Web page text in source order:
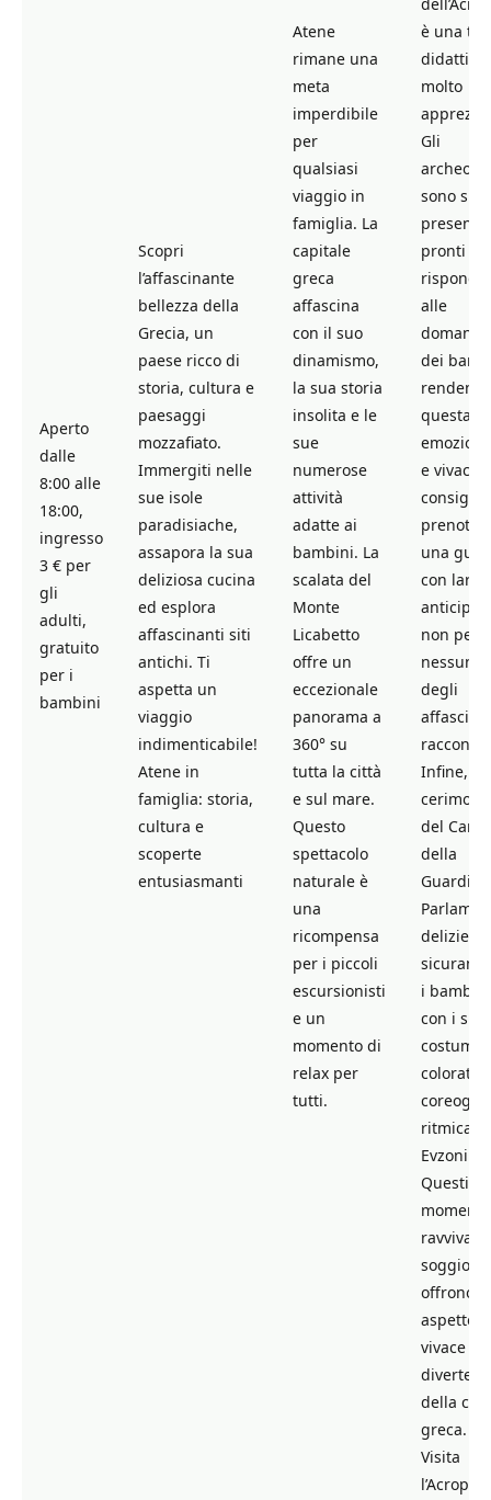
Aperto
dalle
8:00 alle
18:00,
ingresso
3 € per
gli
adulti,
gratuito
per i
bambini
Scopri
l’affascinante
bellezza della
Grecia, un
paese ricco di
storia, cultura e
paesaggi
mozzafiato.
Immergiti nelle
sue isole
paradisiache,
assapora la sua
deliziosa cucina
ed esplora
affascinanti siti
antichi. Ti
aspetta un
viaggio
indimenticabile!
Atene in
famiglia: storia,
cultura e
scoperte
entusiasmanti
Atene
rimane una
meta
imperdibile
per
qualsiasi
viaggio in
famiglia. La
capitale
greca
affascina
con il suo
dinamismo,
la sua storia
insolita e le
sue
numerose
attività
adatte ai
bambini. La
scalata del
Monte
Licabetto
offre un
eccezionale
panorama a
360° su
tutta la città
e sul mare.
Questo
spettacolo
naturale è
una
ricompensa
per i piccoli
escursionisti
e un
momento di
relax per
tutti.
è una
didattica
molto
Gli
sono
presenti
pronti a
alle
domande
dei
questa
e vivace.
consiglia
una
con largo
anticipo
non
nessuno
degli
racconti.
Infine, la
del
della
Guardia
delizierà
i bambini
con i suoi
costumi
colorati
ritmica
Evzoni.
Questi
momenti
offrono
aspetto
vivace e
della
greca. 🏛️
Visita